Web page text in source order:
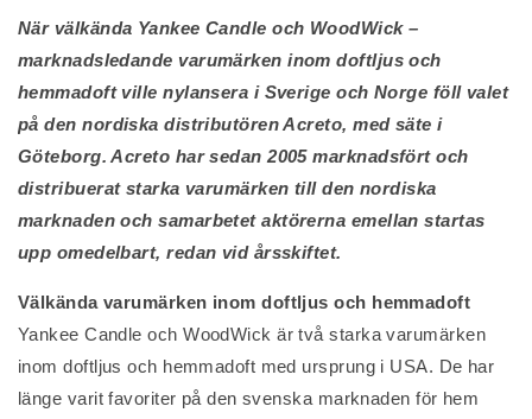
När välkända Yankee Candle och WoodWick –
marknadsledande varumärken inom doftljus och
hemmadoft ville nylansera i Sverige och Norge föll valet
på den nordiska distributören Acreto, med säte i
Göteborg. Acreto har sedan 2005 marknadsfört och
distribuerat starka varumärken till den nordiska
marknaden och samarbetet aktörerna emellan startas
upp omedelbart, redan vid årsskiftet.
Välkända varumärken inom doftljus och hemmadoft
Yankee Candle och WoodWick är två starka varumärken
inom doftljus och hemmadoft med ursprung i USA. De har
länge varit favoriter på den svenska marknaden för hem